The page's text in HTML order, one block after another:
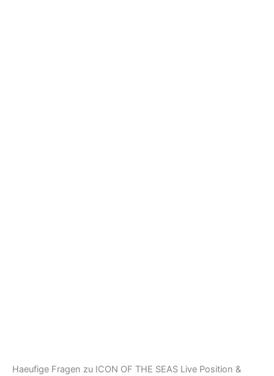
Haeufige Fragen zu ICON OF THE SEAS Live Position &